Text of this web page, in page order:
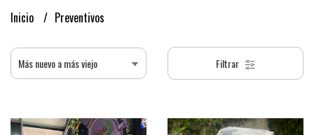
Inicio Preventivos
Filtrar